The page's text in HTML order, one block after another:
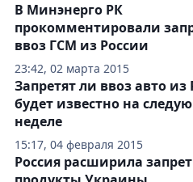
23:42, 02 марта 2015
В Минэнерго РК
прокомментировали
ввоз ГСМ из России
15:17, 04 февраля 2015
Запретят ли ввоз авто из
будет известно на
неделе
Россия расширила